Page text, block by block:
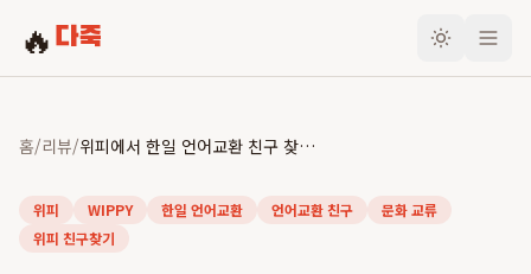
🔥 다죽
홈/리뷰/ 위피에서 한일 언어교환 친구 찾기: 문화 교류의 시작: Everything You Need to Know
위피 WIPPY 한일 언어교환 언어교환 친구
문화 교류
위피 친구찾기